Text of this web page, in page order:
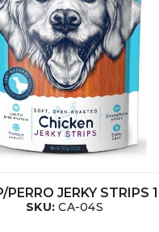
PERRO JERKY STRIPS
SKU:CA-04S